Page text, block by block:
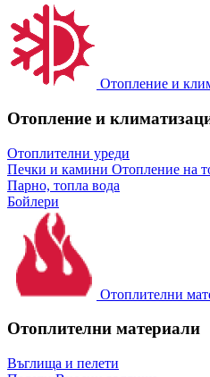
Отопление и
Отопление и
Отоплителни уреди
Печки и камини Отопление на
Парно, топла вода
Бойлери
Отоплителни
Отоплителни материали
Въглища и пелети